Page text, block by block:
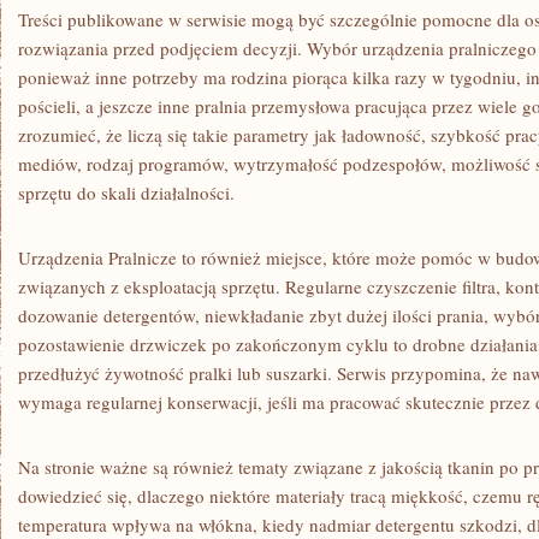
Treści publikowane w serwisie mogą być szczególnie pomocne dla
rozwiązania przed podjęciem decyzji. Wybór urządzenia
ponieważ inne potrzeby ma rodzina piorąca kilka razy w tygodniu,
pościeli, a jeszcze inne pralnia przemysłowa pracująca przez wiele
zrozumieć, że liczą się takie parametry jak ładowność, szybkość
mediów, rodzaj programów, wytrzymałość podzespołów, możliwość
sprzętu do skali działalności.
Urządzenia Pralnicze to również miejsce, które może pomóc w
związanych z eksploatacją sprzętu. Regularne czyszczenie filtra,
dozowanie detergentów, niewkładanie zbyt dużej ilości prania,
pozostawienie drzwiczek po zakończonym cyklu to drobne
przedłużyć żywotność pralki lub suszarki. Serwis przypomina, że
wymaga regularnej konserwacji, jeśli ma pracować skutecznie przez
Na stronie ważne są również tematy związane z jakością tkanin po
dowiedzieć się, dlaczego niektóre materiały tracą miękkość, czemu
temperatura wpływa na włókna, kiedy nadmiar detergentu szkodzi,